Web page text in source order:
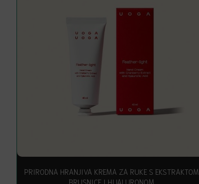
PRIRODNA HRANJIVA KREMA ZA RUKE S EKSTRAKTOM
BRUSNICE I HIJALURONOM